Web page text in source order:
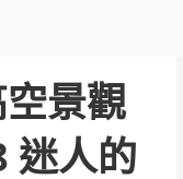
景觀
迷人的